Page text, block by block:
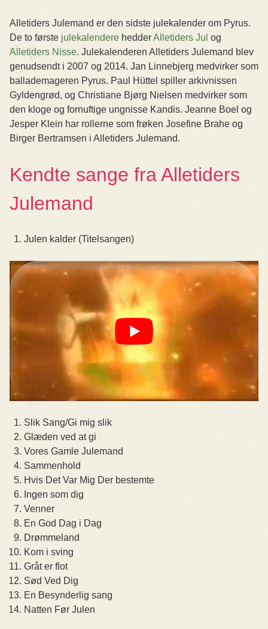
Alletiders Julemand er den sidste julekalender om Pyrus.
De to første julekalendere hedderAlletiders Jul og
Alletiders Nisse. Julekalenderen Alletiders Julemand blev
genudsendt i 2007 og 2014. Jan Linnebjerg medvirker som
ballademageren Pyrus. Paul Hüttel spiller arkivnissen
Gyldengrød, og Christiane Bjørg Nielsen medvirker som
den kloge og fornuftige ungnisse Kandis. Jeanne Boel og
Jesper Klein har rollerne som frøken Josefine Brahe og
Birger Bertramsen i Alletiders Julemand.
Kendte sange fra Alletiders
Julemand
Julen kalder (Titelsangen)
Slik Sang/Gi mig slik
Glæden ved at gi
Vores Gamle Julemand
Sammenhold
Hvis Det Var Mig Der bestemte
Ingen som dig
Venner
En God Dag i Dag
Drømmeland
Kom i sving
Gråt er flot
Sød Ved Dig
En Besynderlig sang
Natten Før Julen